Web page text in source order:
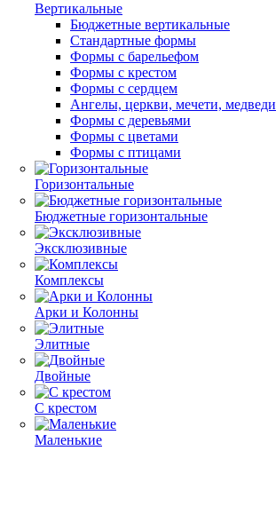
Вертикальные
Бюджетные вертикальные
Стандартные формы
Формы с барельефом
Формы с крестом
Формы с сердцем
Ангелы, церкви, мечети, медведи
Формы с деревьями
Формы с цветами
Формы с птицами
Горизонтальные
Бюджетные горизонтальные
Эксклюзивные
Комплексы
Арки и Колонны
Элитные
Двойные
С крестом
Маленькие